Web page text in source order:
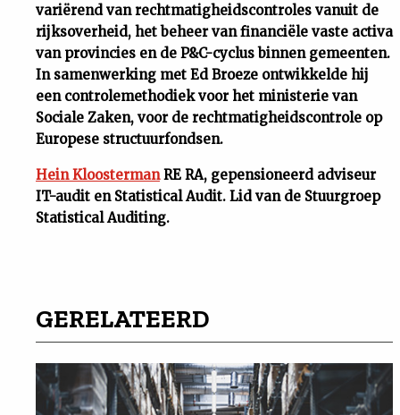
variërend van rechtmatigheidscontroles vanuit de
rijksoverheid, het beheer van financiële vaste activa
van provincies en de P&C-cyclus binnen gemeenten.
In samenwerking met Ed Broeze ontwikkelde hij
een controlemethodiek voor het ministerie van
Sociale Zaken, voor de rechtmatigheidscontrole op
Europese structuurfondsen.
Hein KloostermanRE RA, gepensioneerd adviseur
IT-audit en Statistical Audit. Lid van de Stuurgroep
Statistical Auditing.
GERELATEERD